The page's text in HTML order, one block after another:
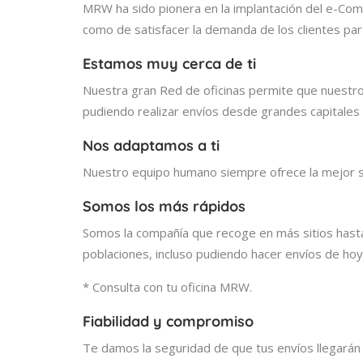
MRW ha sido pionera en la implantación del e-
como de satisfacer la demanda de los clientes
Estamos muy cerca de ti
Nuestra gran Red de oficinas permite que
pudiendo realizar envíos desde grandes
Nos adaptamos a ti
Nuestro equipo humano siempre ofrece la mejor
Somos los más rápidos
Somos la compañía que recoge en más sitios
poblaciones, incluso pudiendo hacer envíos de
* Consulta con tu oficina MRW.
Fiabilidad y compromiso
Te damos la seguridad de que tus envíos